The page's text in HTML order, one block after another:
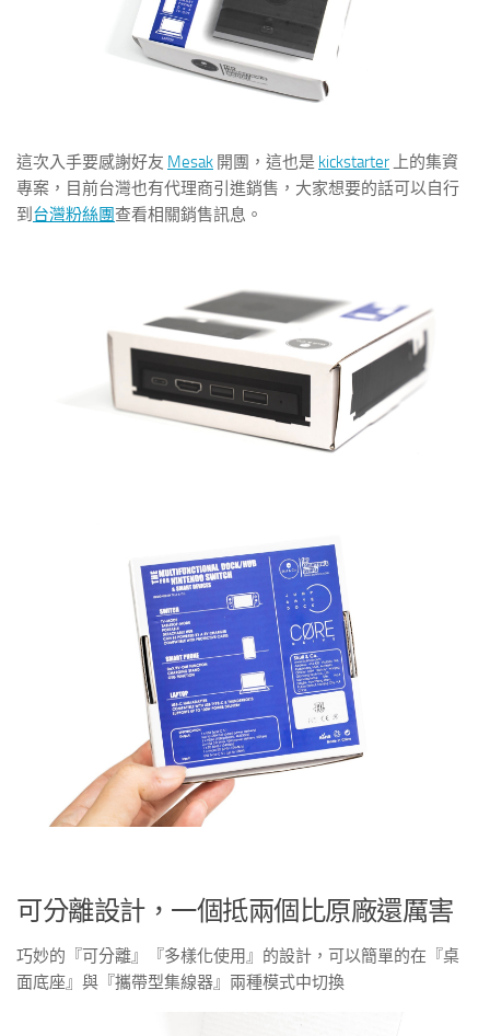
這次入手要感謝好友 Mesak 開團，這也是 kickstarter 上的集資
專案，目前台灣也有代理商引進銷售，大家想要的話可以自行
到 台灣粉絲團查看相關銷售訊息。
可分離設計，一個抵兩個比原廠還厲害
巧妙的『可分離』『多樣化使用』的設計，可以簡單的在『桌
面底座』與『攜帶型集線器』兩種模式中切換